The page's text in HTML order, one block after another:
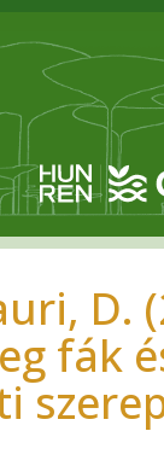
D.
fák